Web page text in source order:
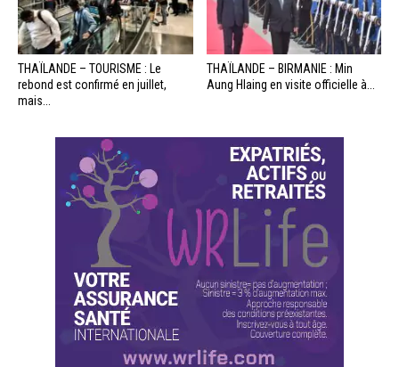
THAÏLANDE – TOURISME : Le
rebond est confirmé en juillet,
mais...
THAÏLANDE – BIRMANIE : Min
Aung Hlaing en visite officielle à...